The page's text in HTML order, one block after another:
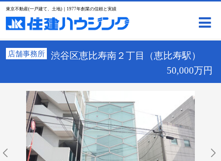
東京不動産(一戸建て、土地)｜1977年創業の信頼と実績
店舗事務所
渋谷区恵比寿南２丁目（恵比寿駅）
50,000万円